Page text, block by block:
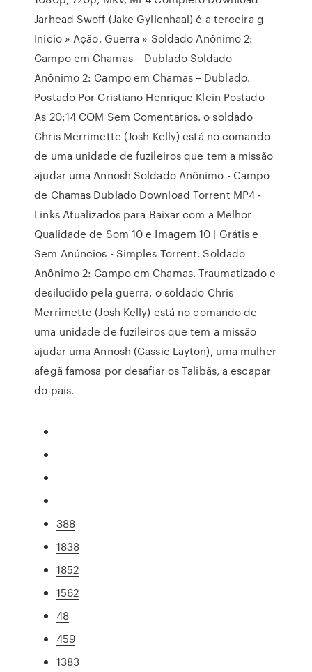
Jarhead Swoff (Jake Gyllenhaal) é a terceira g
Inicio » Ação, Guerra » Soldado Anônimo 2:
Campo em Chamas – Dublado Soldado
Anônimo 2: Campo em Chamas – Dublado.
Postado Por Cristiano Henrique Klein Postado
As 20:14 COM Sem Comentarios. o soldado
Chris Merrimette (Josh Kelly) está no comando
de uma unidade de fuzileiros que tem a missão
ajudar uma Annosh Soldado Anônimo - Campo
de Chamas Dublado Download Torrent MP4 -
Links Atualizados para Baixar com a Melhor
Qualidade de Som 10 e Imagem 10 | Grátis e
Sem Anúncios - Simples Torrent. Soldado
Anônimo 2: Campo em Chamas. Traumatizado e
desiludido pela guerra, o soldado Chris
Merrimette (Josh Kelly) está no comando de
uma unidade de fuzileiros que tem a missão
ajudar uma Annosh (Cassie Layton), uma mulher
afegã famosa por desafiar os Talibãs, a escapar
do país.
388
1838
1852
1562
48
459
1383